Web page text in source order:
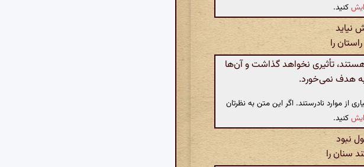
کنید.
نیاید
را
تأثیری نخواهد گذاشت و آن‌ها
به هدف نمی‌خورد.
موارد نادرستند. اگر این متن به نظرتان
کنید.
نبود
سنان را